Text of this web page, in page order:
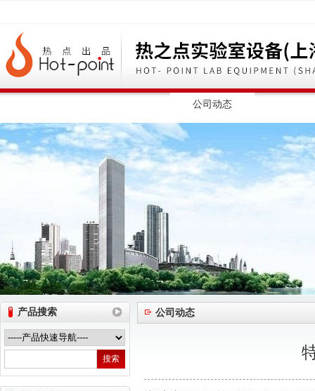
热之点实验室设备（上海）有限公司
公司动态
产品搜索 公司动态